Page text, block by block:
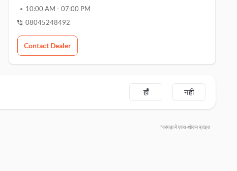
10:00 AM -07:00 PM
08045248492
Contact Dealer
हाँ नहीं
*कांगड़ा में एक्स-शोरूम प्राइस